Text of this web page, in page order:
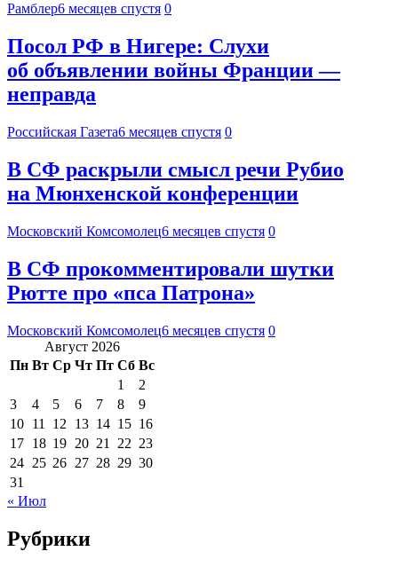
Рамблер6 месяцев спустя 0
Посол РФ в Нигере: Слухи
об объявлении войны Франции —
неправда
Российская Газета6 месяцев спустя 0
В СФ раскрыли смысл речи Рубио
на Мюнхенской конференции
Московский Комсомолец6 месяцев спустя 0
В СФ прокомментировали шутки
Рютте про «пса Патрона»
Московский Комсомолец6 месяцев спустя 0
Август 2026
Пн Вт Ср Чт Пт Сб Вс
1
2
3
4 5 6 7 8
9
10 11 12 13 14 15 16
17 18 19 20 21 22 23
24 25 26 27 28 29 30
31
« Июл
Рубрики